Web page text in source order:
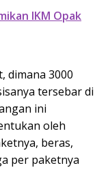
IKM Opak
dimana 3000
tersebar di
ini
oleh
beras,
per paketnya